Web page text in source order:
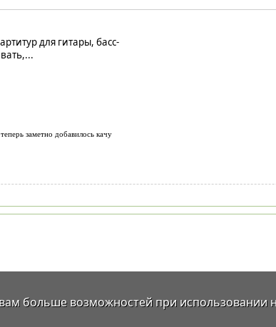
для гитары, басс-
заметно добавилось качу
больше возможностей при использовании